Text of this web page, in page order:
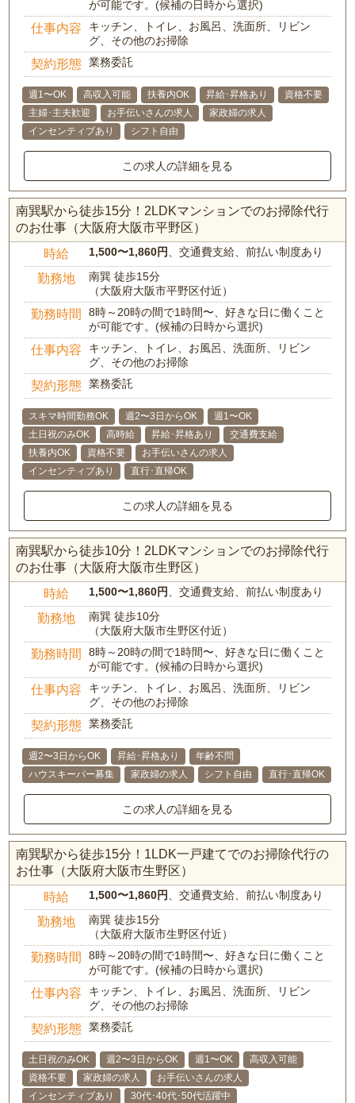
が可能です。(候補の日時から選択)
仕事内容
キッチン、トイレ、お風呂、洗面所、リビン
グ、その他のお掃除
契約形態 業務委託
週1〜OK 高収入可能 扶養内OK 昇給･昇格あり
資格不要
主婦･主夫歓迎
お手伝いさんの求人
家政婦の求人
インセンティブあり
シフト自由
この求人の詳細を見る
南巽駅から徒歩15分！2LDKマンションでのお掃除代行
のお仕事（大阪府大阪市平野区）
時給 1,500〜1,860円、交通費支給、前払い制度あり
勤務地
南巽 徒歩15分
（大阪府大阪市平野区付近）
勤務時間
8時～20時の間で1時間〜、好きな日に働くこと
が可能です。(候補の日時から選択)
仕事内容
キッチン、トイレ、お風呂、洗面所、リビン
グ、その他のお掃除
契約形態 業務委託
スキマ時間勤務OK 週2〜3日からOK
週1〜OK
土日祝のみOK
高時給 昇給･昇格あり
交通費支給
扶養内OK
資格不要
お手伝いさんの求人
インセンティブあり
直行･直帰OK
この求人の詳細を見る
南巽駅から徒歩10分！2LDKマンションでのお掃除代行
のお仕事（大阪府大阪市生野区）
時給 1,500〜1,860円、交通費支給、前払い制度あり
勤務地
南巽 徒歩10分
（大阪府大阪市生野区付近）
勤務時間
8時～20時の間で1時間〜、好きな日に働くこと
が可能です。(候補の日時から選択)
仕事内容
キッチン、トイレ、お風呂、洗面所、リビン
グ、その他のお掃除
契約形態 業務委託
週2〜3日からOK 昇給･昇格あり
年齢不問
ハウスキーパー募集
家政婦の求人 シフト自由 直行･直帰OK
この求人の詳細を見る
南巽駅から徒歩15分！1LDK一戸建てでのお掃除代行の
お仕事（大阪府大阪市生野区）
時給 1,500〜1,860円、交通費支給、前払い制度あり
勤務地
南巽 徒歩15分
（大阪府大阪市生野区付近）
勤務時間
8時～20時の間で1時間〜、好きな日に働くこと
が可能です。(候補の日時から選択)
仕事内容
キッチン、トイレ、お風呂、洗面所、リビン
グ、その他のお掃除
契約形態 業務委託
土日祝のみOK 週2〜3日からOK 週1〜OK
高収入可能
資格不要
家政婦の求人
お手伝いさんの求人
インセンティブあり
30代･40代･50代活躍中